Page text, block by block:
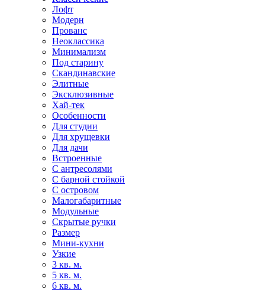
Лофт
Модерн
Прованс
Неоклассика
Минимализм
Под старину
Скандинавские
Элитные
Эксклюзивные
Хай-тек
Особенности
Для студии
Для хрущевки
Для дачи
Встроенные
С антресолями
С барной стойкой
С островом
Малогабаритные
Модульные
Скрытые ручки
Размер
Мини-кухни
Узкие
3 кв. м.
5 кв. м.
6 кв. м.